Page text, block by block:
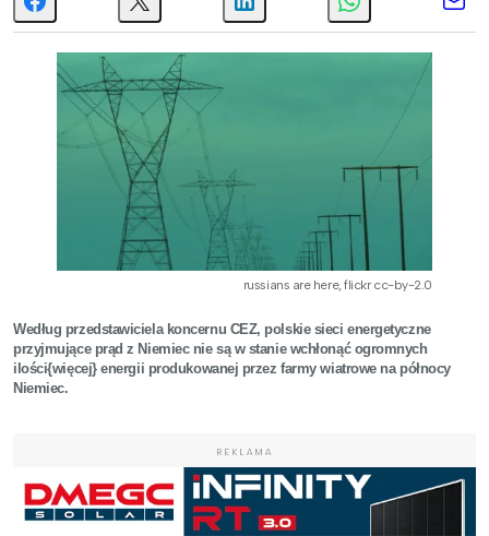
russians are here, flickr cc-by-2.0
Według przedstawiciela koncernu CEZ, polskie sieci energetyczne
przyjmujące prąd z Niemiec nie są w stanie wchłonąć ogromnych
ilości{więcej} energii produkowanej przez farmy wiatrowe na północy
Niemiec.
REKLAMA